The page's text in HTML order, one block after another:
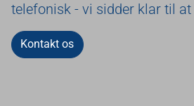
telefonisk - vi sidder klar til
Kontakt os